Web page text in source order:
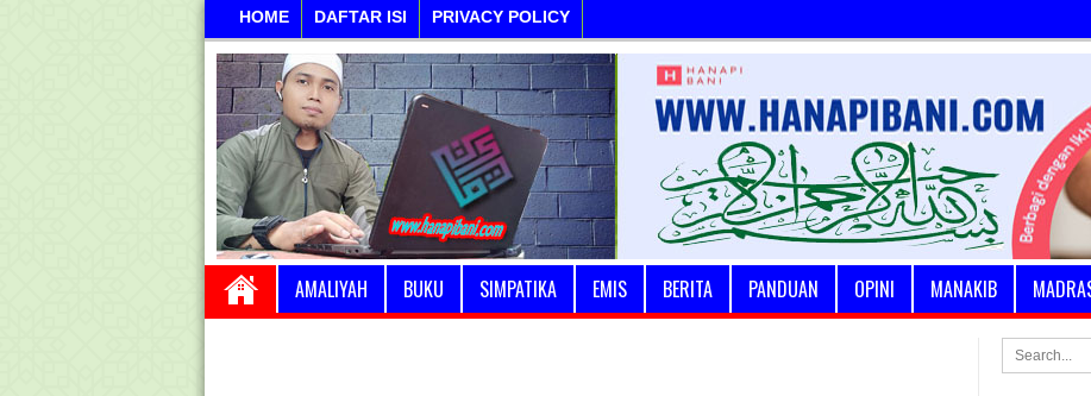
HOME DAFTAR ISI PRIVACY POLICY
AMALIYAH BUKU SIMPATIKA EMIS BERITA PANDUAN OPINI MANAKIB